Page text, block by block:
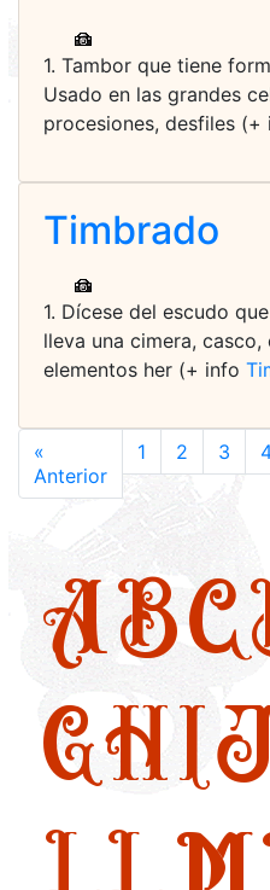
1. Tambor que tiene
Usado en las grandes
procesiones, desfiles (+
Timbrado
1. Dícese del escudo
lleva una cimera,
elementos her (+ info
«
Anterior
1 2 3
ABC
GHI